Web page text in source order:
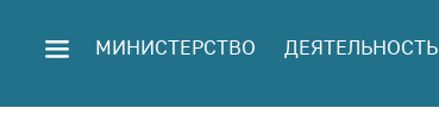
Обратиться в МАРТ
Личный прием
МИНИСТЕРСТВО ДЕЯТЕЛЬНОСТЬ